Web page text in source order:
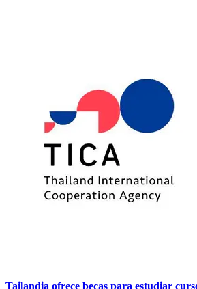
Tailandia ofrece becas para estudiar